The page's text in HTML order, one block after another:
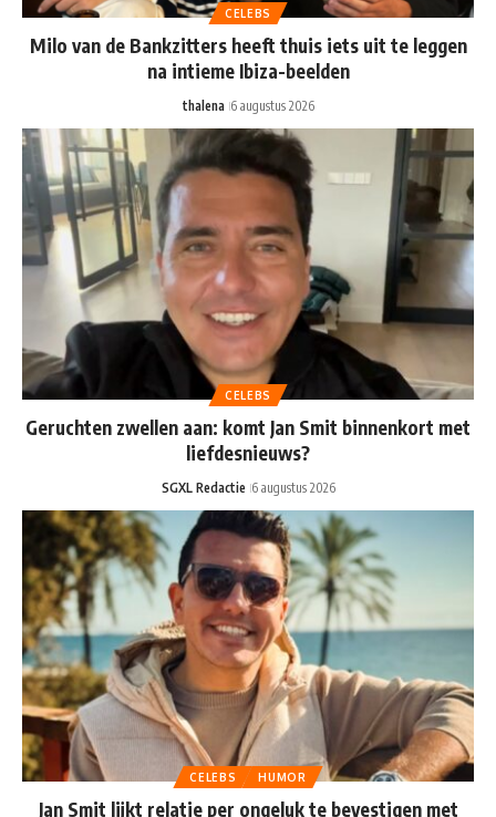
CELEBS
Milo van de Bankzitters heeft thuis iets uit te leggen
na intieme Ibiza-beelden
thalena 6 augustus 2026
CELEBS
Geruchten zwellen aan: komt Jan Smit binnenkort met
liefdesnieuws?
SGXL Redactie 6 augustus 2026
CELEBS HUMOR
Jan Smit lijkt relatie per ongeluk te bevestigen met